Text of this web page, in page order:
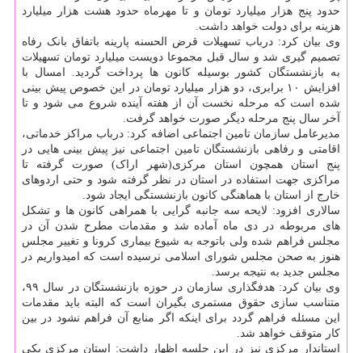
حدود پنج هزار میلیارد تومان و تا مهرماه حدود هشت هزار میلیارد
هزینه برای دولت خواهد داشت.
وی بیان کرد: درباب تسهیلات قرض الحسنه پارینه باتفاق بانک رفاه
تصمیم گیری شد و سال قبل مجموعا دویست میلیارد تومان تسهیلات
به بازنشستگان کشور بوسیله کانون ها پرداخت گردید. امسال با
افزایش ۱۰ برابری، دو هزار میلیارد تومان در این خصوص پیش بینی
شده است که مرحله نخست آن از هفته آینده شروع می شود و تا
آخر سال پنج مرحله دیگر صورت خواهد گرفت.
مدیرعامل سازمان تامین اجتماعی اضافه کرد: درباب مراکز خدماتی،
اقامتی و رفاهی بازنشستگان تامین اجتماعی نیز پیش بینی هایی در
پنج استان همچون استان مرکزی(شهر اراک) صورت گرفته تا
مراکزی جهت استفاده در استان در نظر گرفته شود و حتی اردوهای
خارج از استان با هماهنگی کانون بازنشستگی ایجاد شود.
سالاری افزود: لایحه سه جانبه گرایی با همراهی کانون ها و تشکل
های مربوطه در دی ماه آماده شد و مقدمات مطرح شدن آن در
مجلس فراهم شده ولی باتوجه به شیوع بیماری کرونا و تغییر مجلس
هنوز به صحن مجلس شورای اسلامی نرسیده است که امیدواریم در
مجلس جدید به نتیجه برسد.
وی بیان کرد: هدفگذاری سازمان در حوزه بازنشستگان در سال ۹۹،
متناسب سازی حقوق مستمری بگیران است که البته باید مقدمات
این مسئله فراهم گردد برای اینکه اگر منابع آن فراهم نشود در بین
کار متوقف خواهد شد.
استاندار مرکزی نیز در این جلسه اظهار داشت: استان مرکزی یکی